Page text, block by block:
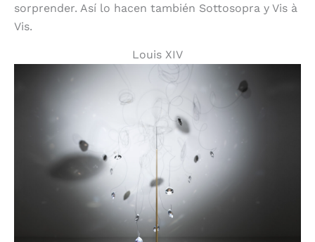
sorprender. Así lo hacen también Sottosopra y Vis à
Vis.
Louis XIV